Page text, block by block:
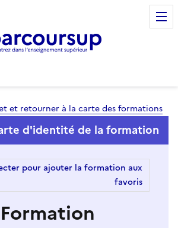
et retourner à la carte des formations
d'identité de la formation
pour ajouter la formation aux
favoris